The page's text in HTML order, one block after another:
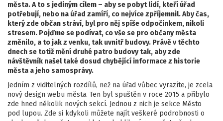
města. A to s jediným cílem – aby se pobyt lidí, kteří úřad
potřebují, nebo na úřad zamíří, co nejvíce zpříjemnil. Aby čas,
který zde občan stráví, byl pro něj spíše odpočinkem, nikoli
stresem. Pojďme se podívat, co vše se pro občany města
změnilo, a to jak z venku, tak uvnitř budovy. Právě v těchto
dnech se totiž mění druhé patro budovy tak, aby zde
návštěvník našel také dosud chybějící informace z historie
města a jeho samosprávy.
Jedním z viditelných rozdílů, než na úřad vůbec vyrazíte, je zcela
nový design webu města. Ten byl spuštěn v roce 2015 a přibylo
zde hned několik nových sekcí. Jednou z nich je sekce Město
pod lupou. Zde si kdykoli můžete najít veškeré podrobnosti o